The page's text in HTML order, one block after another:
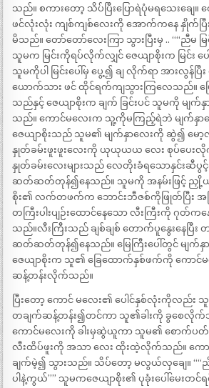
သည်။ စကားတော့ သိပ်ပြီးပြောရဲပုံမရသေးချေ
ဖင်လုံးလုံး ကျစ်ကျစ်လေးကို အောက်ကနေ နှိုက်ပြီ
မိသည်။ တော်တော်လေးကြာ သွားပြီးမှ .. ““ညီမ
သူမက မြင်းကိုရပ်လိုက်လျှင် ဇေယျာစိုးက မြင်း ပ
သူမကိုပါ မြင်းပေါ်မှ ပွေ့၍ ချ လိုက်ရာ အားလွန်ပြီး
ယောက်သား ဖင် ထိုင်ရက်ကျသွားကြလေသည်။ မြ
သည်နှင့် ဇေယျာစိုးက ချက် ခြင်းပင် သူမကို မျ
သည်။ ကောင်မလေးက သူ့ကိုမကြည့်ရဲဘဲ မျက်နှာ
ဇေယျာစိုးသည် သူမ၏ မျက်နှာလေးကို ဆွဲ၍ မ
နှုတ်ခမ်းဖူးဖူးလေးကို ယုယုယယ လေး စုပ်ပေ
နှုတ်ခမ်းလေးများသည် လေတိုးခံရသောနှင်းဆီပွင့်
ဆတ်ဆတ်တုန်၍နေသည်။ သူမကို အနမ်းဖြင့် ညှို့ယူန
စိုး၏ လက်တဖက်က ဘောင်းဘီဇစ်ကိုဖြုတ်ပြီး အပ
တကြီးပါးပျဉ်းထောင်နေသော လီးကြီးကို ဂု
သည်။လီးကြီးသည် ချစ်ချစ် တောက်ပူနွေးနေပြီး
ဆတ်ဆတ်တုန်၍နေသည်။ မြေကြီးပေါ်တွင် မျက်နှာ
ဇေယျာစိုးက သူ၏ ခြေထောက်နှစ်ဖက်ကို ကောင်မ
ဆန့်တန်းလိုက်သည်။
ပြီးတော့ ကောင် မလေး၏ ပေါင်နှစ်လုံးကိုလည်း
တချက်ဆန့်တန်း၍တင်ကာ သူ၏ခါးကို ခွစေလိုက်
ကောင်မလေးကို ခါးမှဆွဲယူကာ သူမ၏ စောက်ပတ်
လီးထိပ်ဖူးကို အသာ လေး ထိုးထဲ့လိုက်သည်။ ကော
ချက်မဲ့၍ သွားသည်။ သိပ်တော့ မလွယ်လှချေ။
ပါနဲ့ကွယ်”” သူမကဇေယျာစိုး၏ ပုခုံးပေါ်မေးတင်